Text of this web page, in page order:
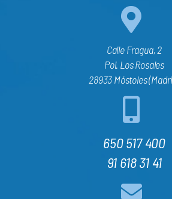
Calle Fragua, 2
Pol. Los Rosales
28933 Móstoles
650 517 400
91 618 31 41